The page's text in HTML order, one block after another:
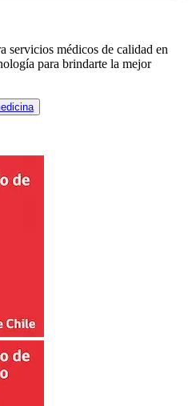
servicios médicos de calidad en
para brindarte la mejor